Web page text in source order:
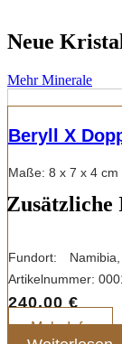
Neue
Mehr Minerale
Beryll X
Maße: 8 x 7 x 4 cm
Zusätzliche
Fundort:
Artikelnummer:
240,00€
Mehr Info